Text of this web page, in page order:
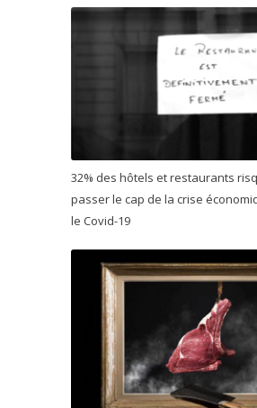
32% des hôtels et restaurants
passer le cap de la crise
le Covid-19